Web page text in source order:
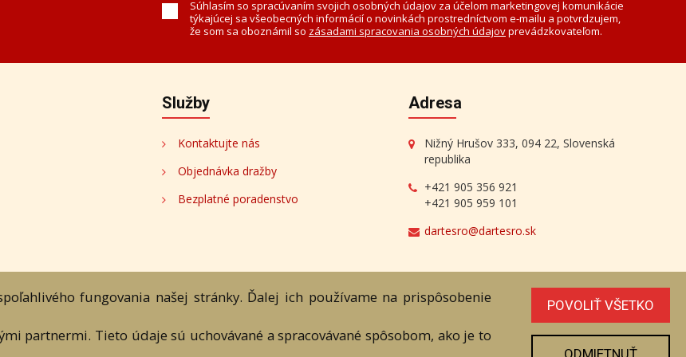
Súhlasím so spracúvaním svojich osobných údajov za účelom marketingovej komunikácie
týkajúcej sa všeobecných informácií o novinkách prostredníctvom e-mailu a potvrdzujem,
že som sa oboznámil so zásadami spracovania osobných údajovprevádzkovateľom.
Služby
Kontaktujte nás
Objednávka dražby
Bezplatné poradenstvo
Adresa
Nižný Hrušov 333, 094 22, Slovenská
republika
+421 905 356 921
+421 905 959 101
dartesro@dartesro.sk
Aukčný katalóg Objednávka dražby Termíny aukcií Online Aukcia
fungovania našej stránky. Ďalej ich používame na prispôsobenie
partnermi. Tieto údaje sú uchovávané a spracovávané spôsobom, ako je to
POVOLIŤ VŠETKO
ODMIETNUŤ